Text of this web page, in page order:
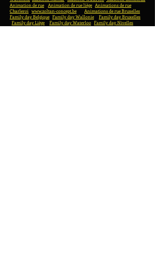
Animation de rue
Animation de rue liège Animations de rue
Charleroi www.zoltan-concept.be
Animations de rue Bruxelles
Family day Belgique Family day Wallonie
Family day Bruxelles
Family day Liège
Family day Waterloo Family day Nivelles